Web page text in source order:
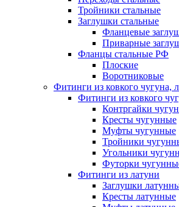
Тройники стальные
Заглушки стальные
Фланцевые
Приварные
Фланцы стальные РФ
Плоские
Воротниковые
Фитинги из ковкого чугуна,
Фитинги из ковкого
Контргайки
Кресты чугунные
Муфты чугунные
Тройники
Угольники
Футорки
Фитинги из латуни
Заглушки
Кресты латунные